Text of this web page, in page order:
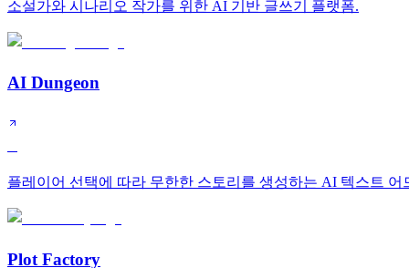
소설가와 시나리오 작가를 위한 AI 기반 글쓰기 플랫폼.
AI Dungeon
플레이어 선택에 따라 무한한 스토리를 생성하는 AI 텍스트 어
Plot Factory